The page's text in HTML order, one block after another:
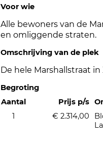
Voor wie
Alle bewoners van de
en omliggende straten.
Omschrijving van de plek
De hele Marshallstraat
Begroting
Aantal
Prijs p/s
1
€ 2.314,00